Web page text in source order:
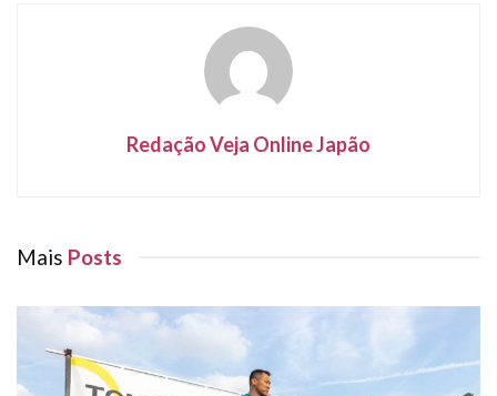
Redação Veja Online Japão
Mais Posts